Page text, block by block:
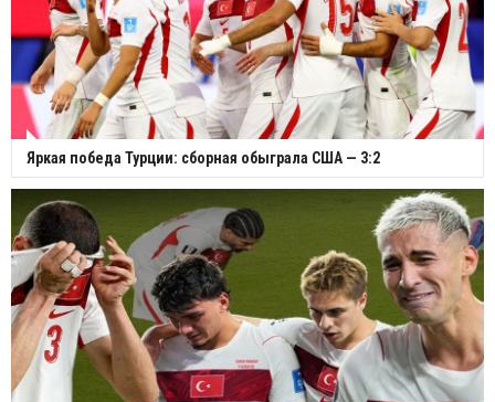
Яркая победа Турции: сборная обыграла США — 3:2